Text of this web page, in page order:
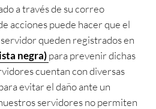
a través de su correo
acciones puede hacer que el
queden registrados en
negra)para prevenir dichas
cuentan con diversas
evitar el daño ante un
servidores no permiten